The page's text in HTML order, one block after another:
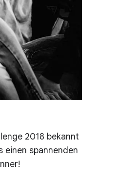
2018 bekannt
einen spannenden